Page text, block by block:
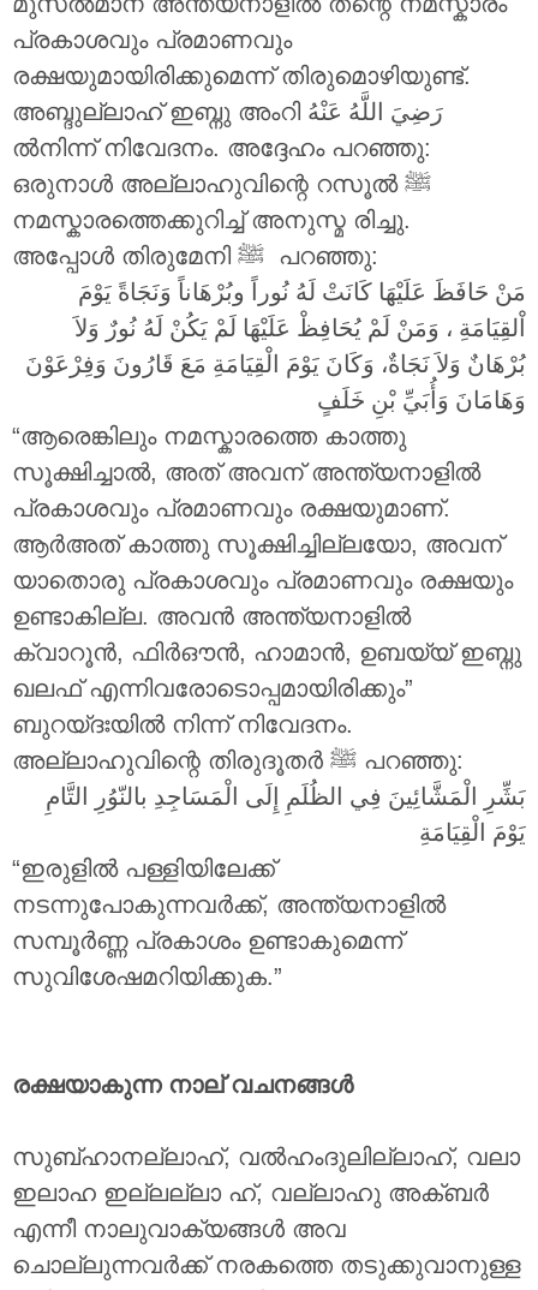
പ്രകാശവും പ്രമാണവും
രക്ഷയുമായിരിക്കുമെന്ന് തിരുമൊഴിയുണ്ട്.
അബ്ദുല്ലാഹ് ഇബ്നു അംറി رَضِيَ اللَّهُ عَنْهُ
ൽനിന്ന് നിവേദനം. അദ്ദേഹം പറഞ്ഞു:
ഒരുനാൾ അല്ലാഹുവിന്റെ റസൂൽ ‎ﷺ
നമസ്കാരത്തെക്കുറിച്ച് അനുസ്മ രിച്ചു.
അപ്പോൾ തിരുമേനി ‎ﷺ പറഞ്ഞു:
مَنْ حَافَظَ عَلَيْهَا كَانَتْ لَهُ نُوراً وبُرْهَاناً وَنَجَاةً يَوْمَ
اْلقِيَامَةِ ، وَمَنْ لَمْ يُحَافِظْ عَلَيْهَا لَمْ يَكُنْ لَهُ نُورٌ وَلاَ
بُرْهَانٌ وَلاَ نَجَاةٌ، وَكَانَ يَوْمَ الْقِيَامَةِ مَعَ قَارُونَ وَفِرْعَوْنَ
وَهَامَانَ وَأُبَيِّ بْنِ خَلَفٍ
“ആരെങ്കിലും നമസ്കാരത്തെ കാത്തു
സൂക്ഷിച്ചാൽ, അത് അവന് അന്ത്യനാളിൽ
പ്രകാശവും പ്രമാണവും രക്ഷയുമാണ്.
ആർഅത് കാത്തു സൂക്ഷിച്ചില്ലയോ, അവന്
യാതൊരു പ്രകാശവും പ്രമാണവും രക്ഷയും
ഉണ്ടാകില്ല. അവൻ അന്ത്യനാളിൽ
ക്വാറൂൻ, ഫിർഔൻ, ഹാമാൻ, ഉബയ്യ് ഇബ്നു
ഖലഫ് എന്നിവരോടൊപ്പമായിരിക്കും”
ബുറയ്ദഃയിൽ നിന്ന് നിവേദനം.
അല്ലാഹുവിന്റെ തിരുദൂതർ ‎ﷺ പറഞ്ഞു:
بَشِّرِ الْمَشَّائِينَ فِي الظُلَمِ إِلَى الْمَسَاجِدِ بالنّوُرِ التَّامِ
يَوْمَ الْقِيَامَةِ
“ഇരുളിൽ പള്ളിയിലേക്ക്
നടന്നുപോകുന്നവർക്ക്, അന്ത്യനാളിൽ
സമ്പൂർണ്ണ പ്രകാശം ഉണ്ടാകുമെന്ന്
സുവിശേഷമറിയിക്കുക.”
രക്ഷയാകുന്ന നാല് വചനങ്ങൾ
സുബ്ഹാനല്ലാഹ്, വൽഹംദുലില്ലാഹ്, വലാ
ഇലാഹ ഇല്ലല്ലാ ഹ്, വല്ലാഹു അക്ബർ
എന്നീ നാലുവാക്യങ്ങൾ അവ
ചൊല്ലുന്നവർക്ക് നരകത്തെ തടുക്കുവാനുള്ള